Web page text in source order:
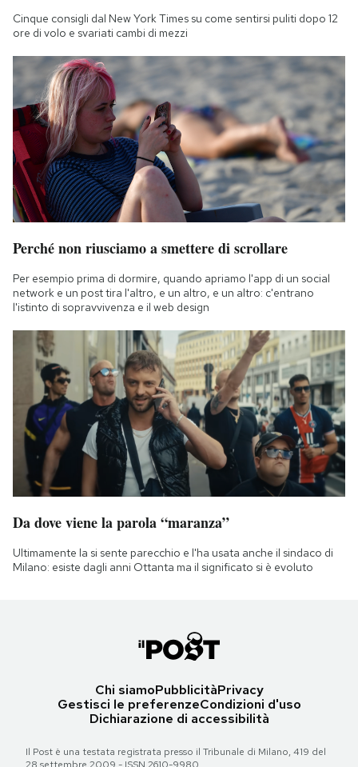
Cinque consigli dal New York Times su come sentirsi puliti dopo 12
ore di volo e svariati cambi di mezzi
Perché non riusciamo a smettere di scrollare
Per esempio prima di dormire, quando apriamo l'app di un social
network e un post tira l'altro, e un altro, e un altro: c'entrano
l'istinto di sopravvivenza e il web design
Da dove viene la parola “maranza”
Ultimamente la si sente parecchio e l'ha usata anche il sindaco di
Milano: esiste dagli anni Ottanta ma il significato si è evoluto
Chi siamoPubblicitàPrivacy
Gestisci le preferenzeCondizioni d'uso
Dichiarazione di accessibilità
Il Post è una testata registrata presso il Tribunale di Milano, 419 del